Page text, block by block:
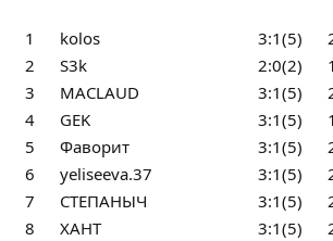
1 kolos 3:1(5)
2
S3k 2:0(2)
3
MACLAUD 3:1(5)
4
GEK 3:1(5)
5
Фаворит 3:1(5)
6
yeliseeva.37 3:1(5)
7
СТЕПАНЫЧ 3:1(5)
8
ХАНТ 3:1(5)